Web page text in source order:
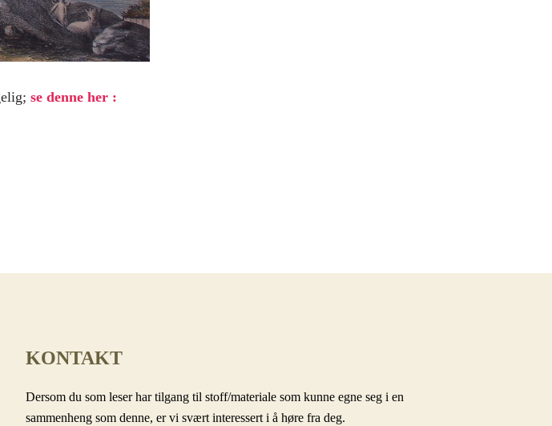
se denne her :
KONTAKT
Dersom du som leser har tilgang til stoff/materiale som kunne egne seg i en
sammenheng som denne, er vi svært interessert i å høre fra deg.